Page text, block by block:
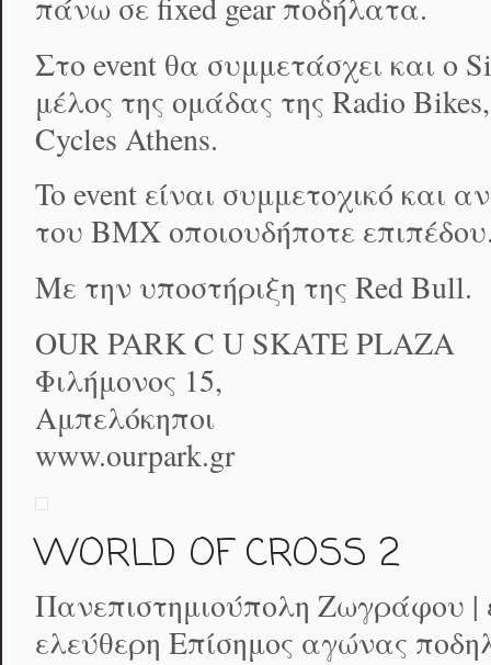
Στο event θα συμμετάσχει και ο
μέλος της ομάδας της Radio
Cycles Athens.
To event είναι συμμετοχικό και
του ΒΜΧ οποιουδήποτε
Με την υποστήριξη της Red Bull.
OUR PARK C U SKATE PLAZA
Φιλήμονος 15,
Αμπελόκηποι
www.ourpark.gr
WORLD OF CROSS 2
Πανεπιστημιούπολη Ζωγράφου |
ελεύθερη Επίσημος αγώνας